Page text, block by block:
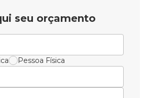
seu orçamento
Pessoa Física